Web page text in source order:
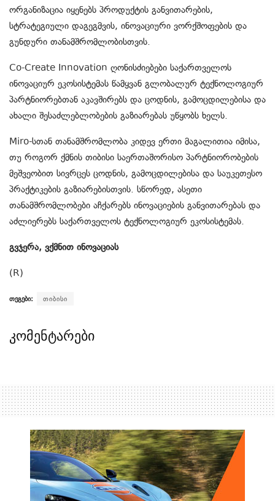
ორგანიზაცია იყენებს პროდუქტის განვითარების,
სტრატეგიული დაგეგმვის, ინოვაციური ვორქშოფების და
გუნდური თანამშრომლობისთვის.
Co-Create Innovation ღონისძიებები საქართველოს
ინოვაციურ ეკოსისტემას წამყვან გლობალურ ტექნოლოგიურ
პარტნიორებთან აკავშირებს და ცოდნის, გამოცდილებისა და
ახალი შესაძლებლობების გაზიარებას უწყობს ხელს.
Miro-სთან თანამშრომლობა კიდევ ერთი მაგალითია იმისა,
თუ როგორ ქმნის თიბისი საერთაშორისო პარტნიორობების
მეშვეობით სივრცეს ცოდნის, გამოცდილებისა და საუკეთესო
პრაქტიკების გაზიარებისთვის. სწორედ, ასეთი
თანამშრომლობები აჩქარებს ინოვაციების განვითარებას და
აძლიერებს საქართველოს ტექნოლოგიურ ეკოსისტემას.
გვჯერა, ვქმნით ინოვაციას
(R)
თეგები: თიბისი
კომენტარები